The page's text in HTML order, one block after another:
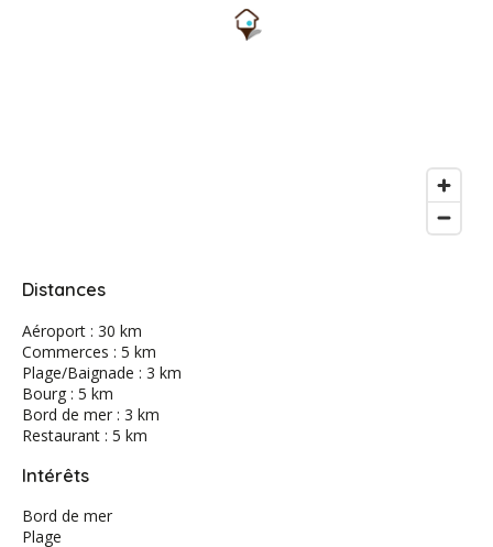
Distances
Aéroport : 30 km
Commerces : 5 km
Plage/Baignade : 3 km
Bourg : 5 km
Bord de mer : 3 km
Restaurant : 5 km
Intérêts
Bord de mer
Plage